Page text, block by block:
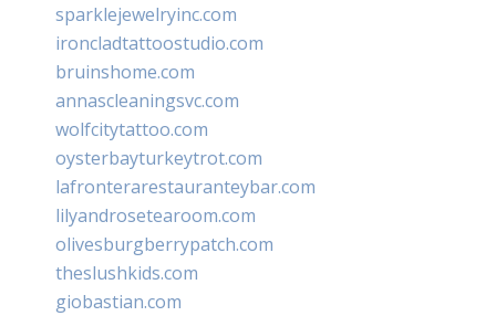
sparklejewelryinc.com
ironcladtattoostudio.com
bruinshome.com
annascleaningsvc.com
wolfcitytattoo.com
oysterbayturkeytrot.com
lafronterarestauranteybar.com
lilyandrosetearoom.com
olivesburgberrypatch.com
theslushkids.com
giobastian.com